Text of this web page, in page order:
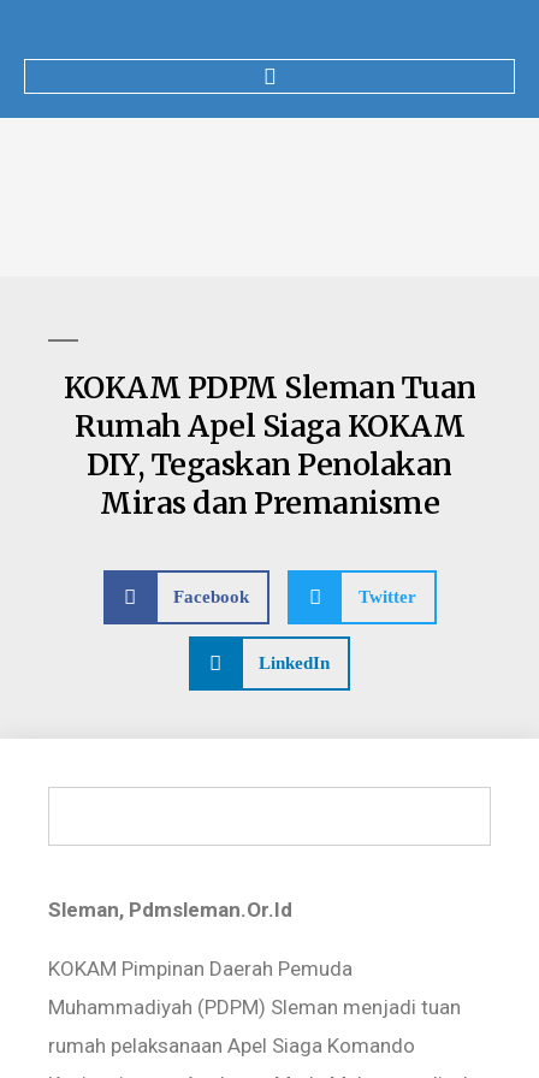
KOKAM PDPM Sleman Tuan
Rumah Apel Siaga KOKAM
DIY, Tegaskan Penolakan
Miras dan Premanisme
Facebook Twitter
LinkedIn
Sleman, Pdmsleman.Or.Id
KOKAM Pimpinan Daerah Pemuda
Muhammadiyah (PDPM) Sleman menjadi tuan
rumah pelaksanaan Apel Siaga Komando